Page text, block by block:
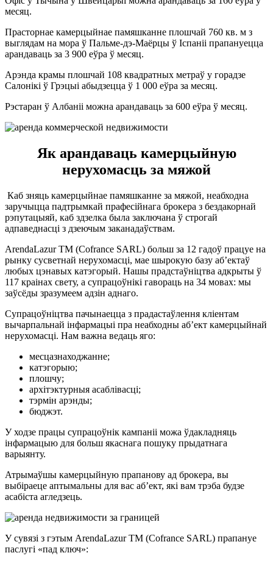
месяц.
Прасторнае камерцыйнае памяшканне плошчай 760 кв. м з
выглядам на мора ў Пальме-дэ-Маёрцы ў Іспаніі прапануецца
арандаваць за 3 900 еўра ў месяц.
Арэнда крамы плошчай 108 квадратных метраў у горадзе
Салонікі ў Грэцыі абыдзецца ў 1 000 еўра за месяц.
Рэстаран ў Албаніі можна арандаваць за 600 еўра ў месяц.
Як арандаваць камерцыйную
нерухомасць за мяжой
Каб зняць камерцыйнае памяшканне за мяжой, неабходна
заручыцца падтрымкай прафесійнага брокера з бездакорнай
рэпутацыяй, каб здзелка была заключана ў строгай
адпаведнасці з дзеючым заканадаўствам.
ArendaLazur TM (Cofrance SARL) больш за 12 гадоў працуе на
рынку сусветнай нерухомасці, мае шырокую базу аб’ектаў
любых цэнавых катэгорый. Нашы прадстаўніцтва адкрыты ў
117 краінах свету, а супрацоўнікі гавораць на 34 мовах: мы
заўсёды зразумеем адзін аднаго.
Супрацоўніцтва пачынаецца з прадастаўлення кліентам
вычарпальнай інфармацыі пра неабходны аб’ект камерцыйнай
нерухомасці. Нам важна ведаць яго:
месцазнаходжанне;
катэгорыю;
плошчу;
архітэктурныя асаблівасці;
тэрмін арэнды;
бюджэт.
У ходзе працы супрацоўнік кампаніі можа ўдакладняць
інфармацыю для больш якаснага пошуку прыдатнага
варыянту.
Атрымаўшы камерцыйную прапанову ад брокера, вы
выбіраеце аптымальны для вас аб’ект, які вам трэба будзе
асабіста агледзець.
У сувязі з гэтым ArendaLazur TM (Cofrance SARL) прапануе
паслугі «пад ключ»: